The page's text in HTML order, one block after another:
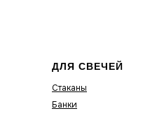
ДЛЯ СВЕЧЕЙ
Стаканы
Банки